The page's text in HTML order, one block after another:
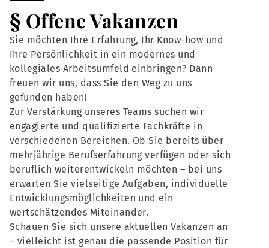
§ Offene Vakanzen
Sie möchten Ihre Erfahrung, Ihr Know-how und
Ihre Persönlichkeit in ein modernes und
kollegiales Arbeitsumfeld einbringen? Dann
freuen wir uns, dass Sie den Weg zu uns
gefunden haben!
Zur Verstärkung unseres Teams suchen wir
engagierte und qualifizierte Fachkräfte in
verschiedenen Bereichen. Ob Sie bereits über
mehrjährige Berufserfahrung verfügen oder sich
beruflich weiterentwickeln möchten – bei uns
erwarten Sie vielseitige Aufgaben, individuelle
Entwicklungsmöglichkeiten und ein
wertschätzendes Miteinander.
Schauen Sie sich unsere aktuellen Vakanzen an
– vielleicht ist genau die passende Position für